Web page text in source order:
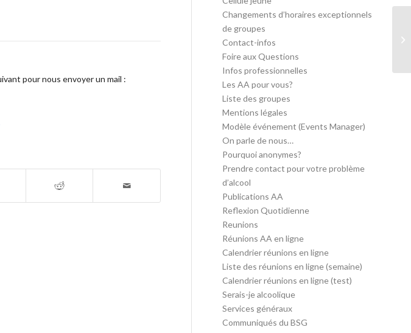
pour nous envoyer un mail :
Changements d’horaires exceptionnels
de groupes
Contact-infos
Foire aux Questions
Infos professionnelles
Les AA pour vous?
Liste des groupes
Mentions légales
Modèle événement (Events Manager)
On parle de nous…
Pourquoi anonymes?
Prendre contact pour votre problème
d’alcool
Publications AA
Reflexion Quotidienne
Reunions
Réunions AA en ligne
Calendrier réunions en ligne
Liste des réunions en ligne (semaine)
Calendrier réunions en ligne (test)
Serais-je alcoolique
Services généraux
Communiqués du BSG